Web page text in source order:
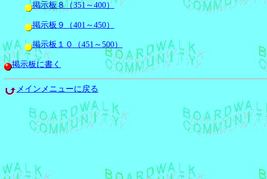
掲示板８（351～400）
掲示板９（401～450）
掲示板１０（451～500）
掲示板に書く
メインメニューに戻る